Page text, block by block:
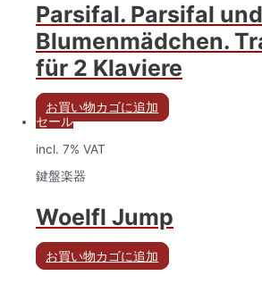
Parsifal. Parsifal
Blumenmädchen.
für 2 Klaviere
お買い物カゴに追加
セール
incl. 7% VAT
鍵盤楽器
Woelfl Jump
お買い物カゴに追加